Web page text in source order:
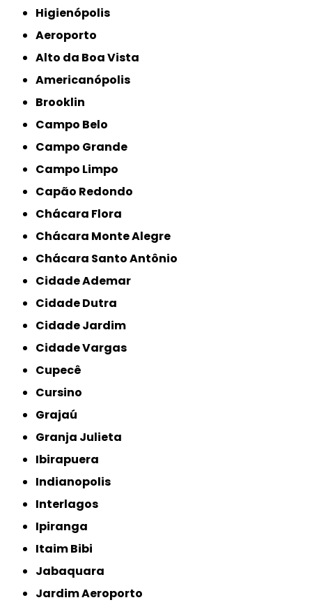
Higienópolis
Aeroporto
Alto da Boa Vista
Americanópolis
Brooklin
Campo Belo
Campo Grande
Campo Limpo
Capão Redondo
Chácara Flora
Chácara Monte Alegre
Chácara Santo Antônio
Cidade Ademar
Cidade Dutra
Cidade Jardim
Cidade Vargas
Cupecê
Cursino
Grajaú
Granja Julieta
Ibirapuera
Indianopolis
Interlagos
Ipiranga
Itaim Bibi
Jabaquara
Jardim Aeroporto